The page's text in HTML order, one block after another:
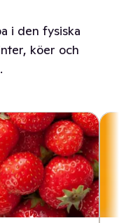
i den fysiska
köer och